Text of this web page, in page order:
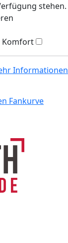
stehen.
Komfort
Informationen
Fankurve